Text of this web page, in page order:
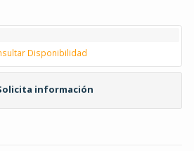
Disponibilidad
información